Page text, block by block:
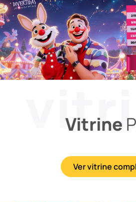
Vitrine
Ver vitrine